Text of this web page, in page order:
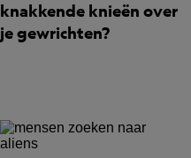
knakkende knieën over
je gewrichten?